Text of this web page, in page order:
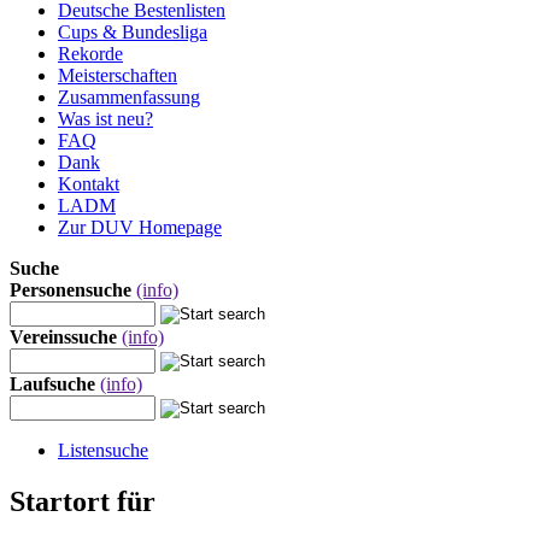
Deutsche Bestenlisten
Cups & Bundesliga
Rekorde
Meisterschaften
Zusammenfassung
Was ist neu?
FAQ
Dank
Kontakt
LADM
Zur DUV Homepage
Suche
Personensuche (info)
Vereinssuche (info)
Laufsuche (info)
Listensuche
Startort für